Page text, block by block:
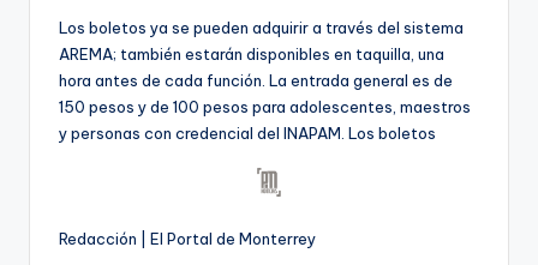
Los boletos ya se pueden adquirir a través del sistema
AREMA; también estarán disponibles en taquilla, una
hora antes de cada función. La entrada general es de
150 pesos y de 100 pesos para adolescentes, maestros
y personas con credencial del INAPAM. Los boletos
Redacción | El Portal de Monterrey